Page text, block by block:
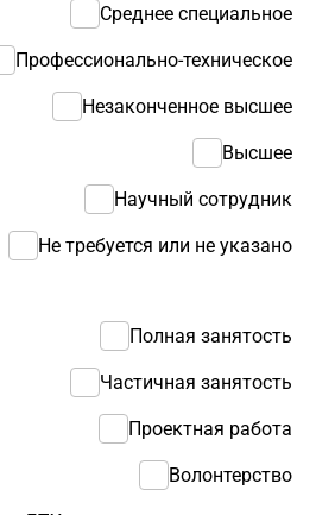
Полная занятость
Частичная занятость
Проектная работа
Волонтерство
Среднее специальное
Профессионально-техническое
Незаконченное высшее
Высшее
Научный сотрудник
Не требуется или не указано